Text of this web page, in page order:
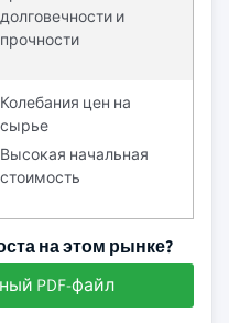
долговечности и
прочности
Колебания цен на
сырье
Высокая начальная
стоимость
на этом рынке?
PDF-файл